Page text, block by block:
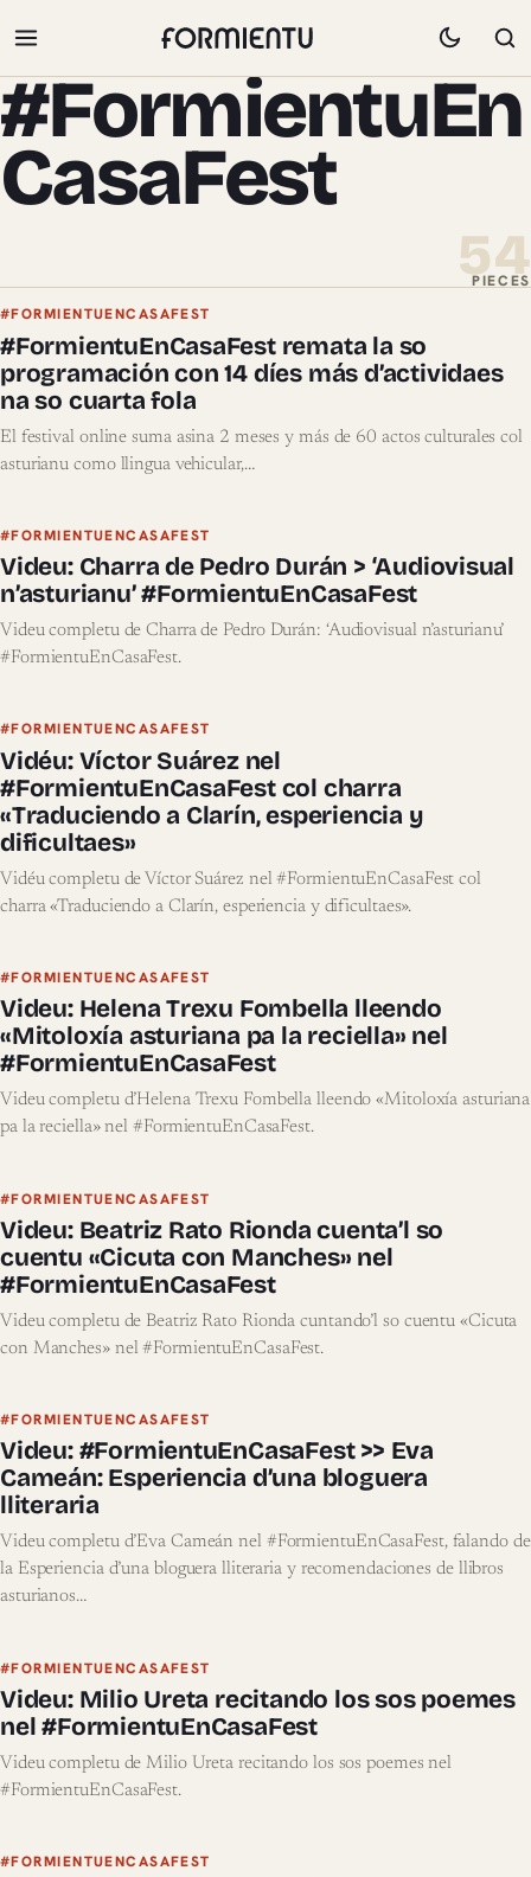
#FormientuEn
CasaFest
54
PIECES
Pieces de #FormientuEnCasaFest
#FORMIENTUENCASAFEST
#FormientuEnCasaFest remata la so
programación con 14 díes más d’actividaes
na so cuarta fola
El festival online suma asina 2 meses y más de 60 actos culturales col
asturianu como llingua vehicular,…
#FORMIENTUENCASAFEST
Videu: Charra de Pedro Durán > ‘Audiovisual
n’asturianu’ #FormientuEnCasaFest
Videu completu de Charra de Pedro Durán: ‘Audiovisual n’asturianu’
#FormientuEnCasaFest.
#FORMIENTUENCASAFEST
Vidéu: Víctor Suárez nel
#FormientuEnCasaFest col charra
«Traduciendo a Clarín, esperiencia y
dificultaes»
Vidéu completu de Víctor Suárez nel #FormientuEnCasaFest col
charra «Traduciendo a Clarín, esperiencia y dificultaes».
#FORMIENTUENCASAFEST
Videu: Helena Trexu Fombella lleendo
«Mitoloxía asturiana pa la reciella» nel
#FormientuEnCasaFest
Videu completu d’Helena Trexu Fombella lleendo «Mitoloxía asturiana
pa la reciella» nel #FormientuEnCasaFest.
#FORMIENTUENCASAFEST
Videu: Beatriz Rato Rionda cuenta’l so
cuentu «Cicuta con Manches» nel
#FormientuEnCasaFest
Videu completu de Beatriz Rato Rionda cuntando’l so cuentu «Cicuta
con Manches» nel #FormientuEnCasaFest.
#FORMIENTUENCASAFEST
Videu: #FormientuEnCasaFest >> Eva
Cameán: Esperiencia d’una bloguera
lliteraria
Videu completu d’Eva Cameán nel #FormientuEnCasaFest, falando de
la Esperiencia d’una bloguera lliteraria y recomendaciones de llibros
asturianos…
#FORMIENTUENCASAFEST
Videu: Milio Ureta recitando los sos poemes
nel #FormientuEnCasaFest
Videu completu de Milio Ureta recitando los sos poemes nel
#FormientuEnCasaFest.
#FORMIENTUENCASAFEST